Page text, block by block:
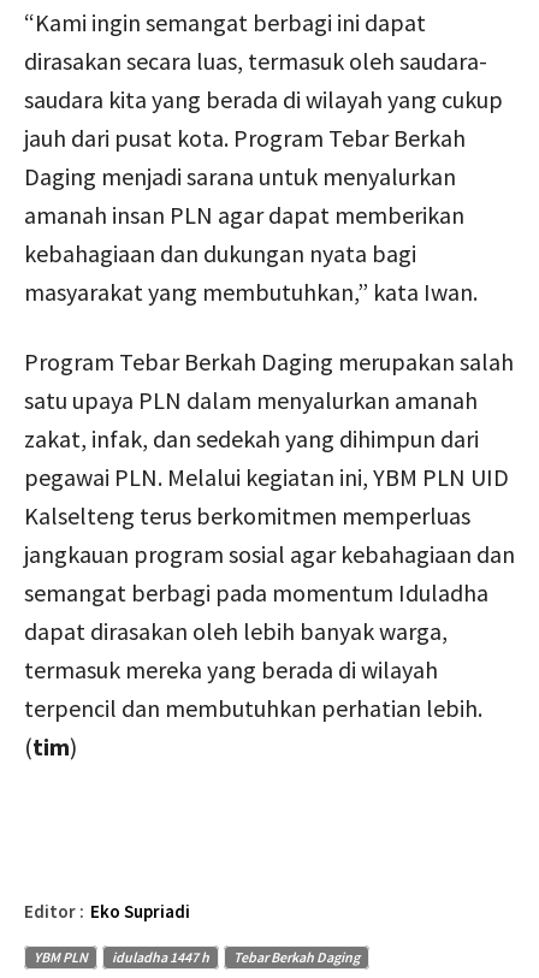
“Kami ingin semangat berbagi ini dapat
dirasakan secara luas, termasuk oleh saudara-
saudara kita yang berada di wilayah yang cukup
jauh dari pusat kota. Program Tebar Berkah
Daging menjadi sarana untuk menyalurkan
amanah insan PLN agar dapat memberikan
kebahagiaan dan dukungan nyata bagi
masyarakat yang membutuhkan,” kata Iwan.
Program Tebar Berkah Daging merupakan salah
satu upaya PLN dalam menyalurkan amanah
zakat, infak, dan sedekah yang dihimpun dari
pegawai PLN. Melalui kegiatan ini, YBM PLN UID
Kalselteng terus berkomitmen memperluas
jangkauan program sosial agar kebahagiaan dan
semangat berbagi pada momentum Iduladha
dapat dirasakan oleh lebih banyak warga,
termasuk mereka yang berada di wilayah
terpencil dan membutuhkan perhatian lebih.
(tim)
Editor : Eko Supriadi
YBM PLN iduladha 1447 h
Tebar Berkah Daging